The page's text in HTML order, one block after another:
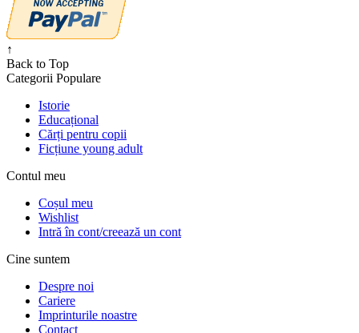
↑
Back to Top
Categorii Populare
Istorie
Educațional
Cărți pentru copii
Ficțiune young adult
Contul meu
Coșul meu
Wishlist
Intră în cont/creează un cont
Cine suntem
Despre noi
Cariere
Imprinturile noastre
Contact